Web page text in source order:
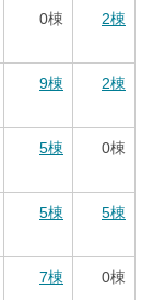
0棟 2棟
9棟 2棟
5棟 0棟
5棟 5棟
7棟 0棟